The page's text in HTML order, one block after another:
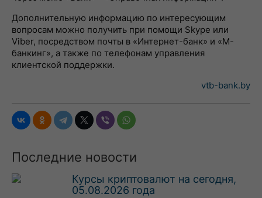
Дополнительную информацию по интересующим
вопросам можно получить при помощи Skype или
Viber, посредством почты в «Интернет-банк» и «М-
банкинг», а также по телефонам управления
клиентской поддержки.
vtb-bank.by
Последние новости
Курсы криптовалют на сегодня,
05.08.2026 года